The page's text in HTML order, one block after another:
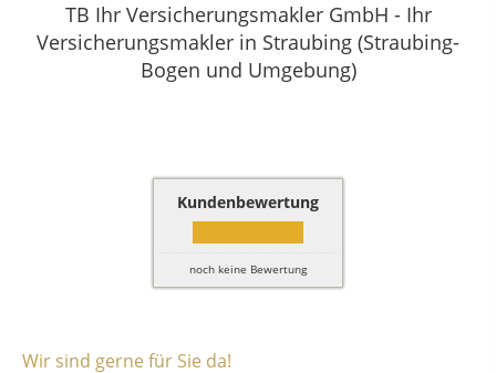
TB Ihr Versicherungsmakler GmbH - Ihr
Versicherungsmakler in Straubing (Straubing-
Bogen und Umgebung)
Kundenbewertung
noch keine Bewertung
Wir sind gerne für Sie da!